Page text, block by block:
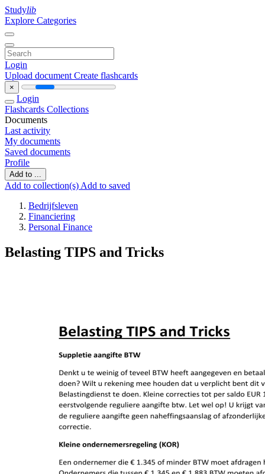
Studylib
Explore Categories
Login
Upload document Create flashcards
×
Login
Flashcards Collections
Documents
Last activity
My documents
Saved documents
Profile
Add to ...
Add to collection(s) Add to saved
Bedrijfsleven
Financiering
Personal Finance
Belasting TIPS and Tricks